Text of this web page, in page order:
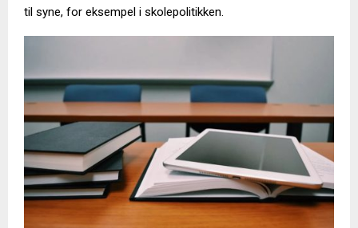
til syne, for eksempel i skolepolitikken.